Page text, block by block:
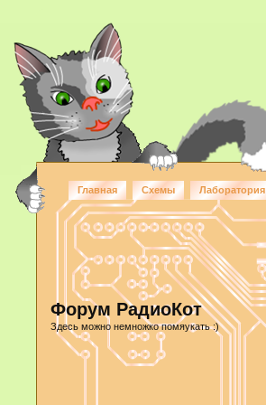
Главная Схемы Лаборатория
Форум РадиоКот
Здесь можно немножко помяукать :)